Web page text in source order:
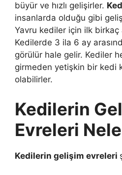
büyür ve hızlı gelişirler.
insanlarda olduğu gibi
Yavru kediler için ilk
Kedilerde 3 ila 6 ay
görülür hale gelir. Kediler
girmeden yetişkin bir kedi
olabilirler.
Kedilerin
Evreleri
Kedilerin gelişim evreleri